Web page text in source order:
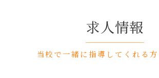
当校で一緒に指導してくれる
求人情報